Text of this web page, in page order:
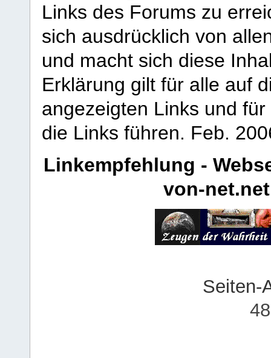
Links des Forums zu
sich ausdrücklich von
und macht sich diese
Erklärung gilt für alle auf
angezeigten Links und
die Links führen. Feb.
Linkempfehlung -
von-net.net
Seiten-